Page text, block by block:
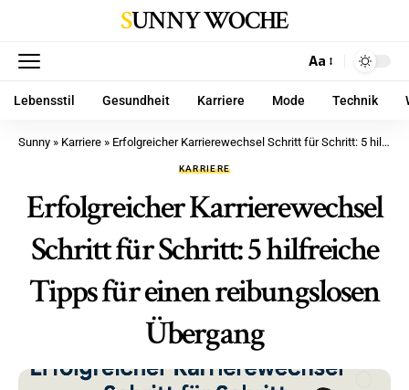
SUNNY WOCHE
Aa
Lebensstil Gesundheit Karriere Mode Technik
Sunny » Karriere » Erfolgreicher Karrierewechsel Schritt für Schritt: 5 hilfreiche Tipps für einen reibungslosen Übergang
KARRIERE
Erfolgreicher Karrierewechsel
Schritt für Schritt: 5 hilfreiche
Tipps für einen reibungslosen
Übergang